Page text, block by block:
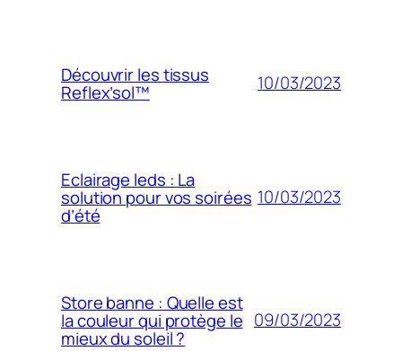
Découvrir les tissus
Reflex’sol™ 10/03/2023
Eclairage leds : La
solution pour vos soirées
d’été
10/03/2023
Store banne : Quelle est
la couleur qui protège le
mieux du soleil ?
09/03/2023